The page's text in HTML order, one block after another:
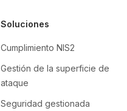
Soluciones
Cumplimiento NIS2
Gestión de la superficie de
ataque
Seguridad gestionada